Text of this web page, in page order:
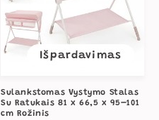
Išpardavimas
Sulankstomas Vystymo Stalas
Su Ratukais 81 x 66,5 x 95–101
cm Rožinis